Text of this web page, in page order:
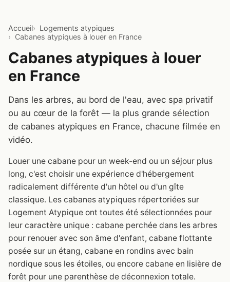
Accueil
Logements atypiques
Cabanes atypiques à louer en France
Cabanes atypiques à louer
en France
Dans les arbres, au bord de l'eau, avec spa privatif
ou au cœur de la forêt — la plus grande sélection
de cabanes atypiques en France, chacune filmée en
vidéo.
Louer une cabane pour un week-end ou un séjour plus
long, c'est choisir une expérience d'hébergement
radicalement différente d'un hôtel ou d'un gîte
classique. Les cabanes atypiques répertoriées sur
Logement Atypique ont toutes été sélectionnées pour
leur caractère unique : cabane perchée dans les arbres
pour renouer avec son âme d'enfant, cabane flottante
posée sur un étang, cabane en rondins avec bain
nordique sous les étoiles, ou encore cabane en lisière de
forêt pour une parenthèse de déconnexion totale.